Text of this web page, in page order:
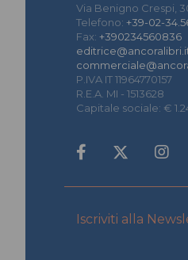
Via Benigno Crespi,
Telefono: +39-02-
Fax: +390234560836
P.IVA IT 11964770157
R.E.A. MI - 1513628
Capitale sociale: €
Iscriviti alla